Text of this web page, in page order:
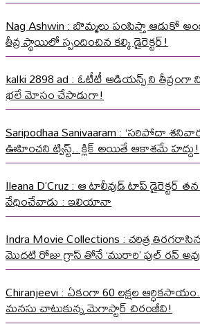
Nag Ashwin : బొమ్మలు పంపిస్తా ఆడుకో
తీవ్ర స్థాయిలో స్పందించిన కల్కి డైరెక్టర్!
kalki 2898 ad : ఓటీటీ ఆడియన్స్ ని తీవ్రంగా
భలే మోసం చేసాడుగా!
Saripodhaa Sanivaaram : ‘సరిపోదా
ఊహించని ట్విస్ట్.. క్లిక్ అయితే ఆకాశమే హద్దు!
Ileana D’Cruz : ఆ టాలీవుడ్ టాప్ డైరెక్టర్
వేధించేవాడు : ఇలియానా
Indra Movie Collections : చరిత్ర
మొదటి రోజు గ్రాస్ తోనే ‘మురారి’ ఫుల్ రన్
Chiranjeevi : ఏకంగా 60 లక్షల
మనసు చాటుకున్న మెగాస్టార్ చిరంజీవి!